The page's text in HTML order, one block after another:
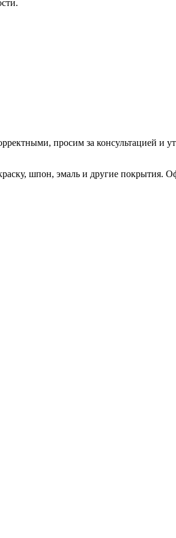
просим за консультацией и
шпон, эмаль и другие покрытия.